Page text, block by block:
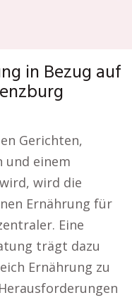
in Bezug auf
Gerichten,
einem
wird die
Ernährung für
Eine
trägt dazu
Ernährung zu